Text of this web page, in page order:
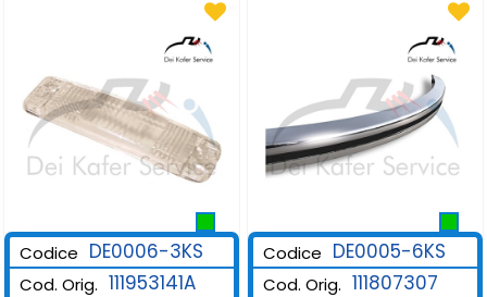
Codice DE0006-3KS
Cod. Orig. 111953141A
Codice DE0005-6KS
Cod. Orig. 111807307